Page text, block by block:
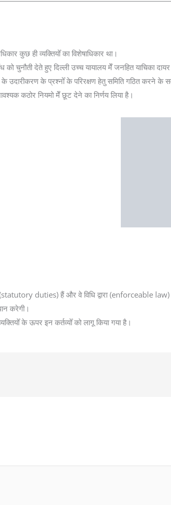
कुछ ही व्यक्तियोँ का विशेषाधिकार था।
चुनौती देते हुए दिल्ली उच्च यायालय मेँ जनहित याचिका
उदारीकरण के प्रश्नोँ के परिरक्षण हेतु समिति गठित करने के
कठोर नियमो मेँ छूट देने का निर्णय लिया है।
(statutory duties) हैं और वे विधि द्वारा (enforceable law)
करेगी।
के ऊपर इन कर्तव्योँ को लागू किया गया है।